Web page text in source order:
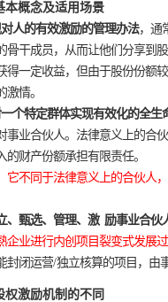
本概念及适用场景
人的有效激励的管理办法， 通
骨干成员，从而让他们分享到
得一定收益，但由于股份份额
情。
个特定群体实现有效化的全生
事业合伙人。法律意义上的合
财产份额承担有限责任。
它不同于法律意义上的合伙人
、甄选、管理、激 励事业合伙
企业进行内创项目裂变式发展
封闭运营/独立核算的项目，由
权激励机制的不同